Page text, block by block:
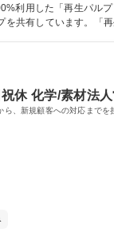
利用した「再生パル
共有しています。「
休 化学/素材法
、新規顧客への対応まで